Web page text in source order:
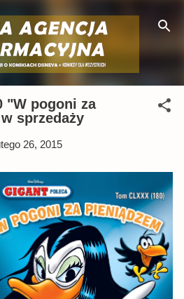
głównej zawartości
"W pogoni za
sprzedaży
26, 2015